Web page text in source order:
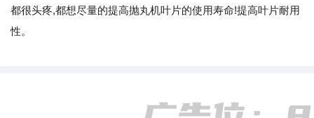
都很头疼,都想尽量的提高抛丸机叶片的使用寿命!提高叶片耐用
性。